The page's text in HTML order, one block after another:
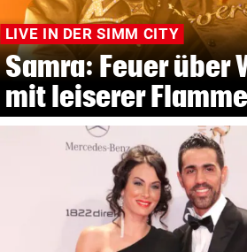
LIVE IN DER SIMM CITY
Samra: Feuer über
mit leiserer Flamme